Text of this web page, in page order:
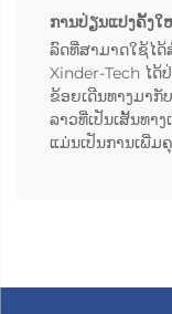
ການປ່ຽນແປງຄັ້ງ
ລົດທີ່ສາມາດໃຊ້ໄດ້
Xinder-Tech ໄດ້
ຂ້ອຍເດີນທາງມາກັ
ລາວທີ່ເປັນເສັ້ນທາ
ແມ່ນເປັນການເພີ່ມ